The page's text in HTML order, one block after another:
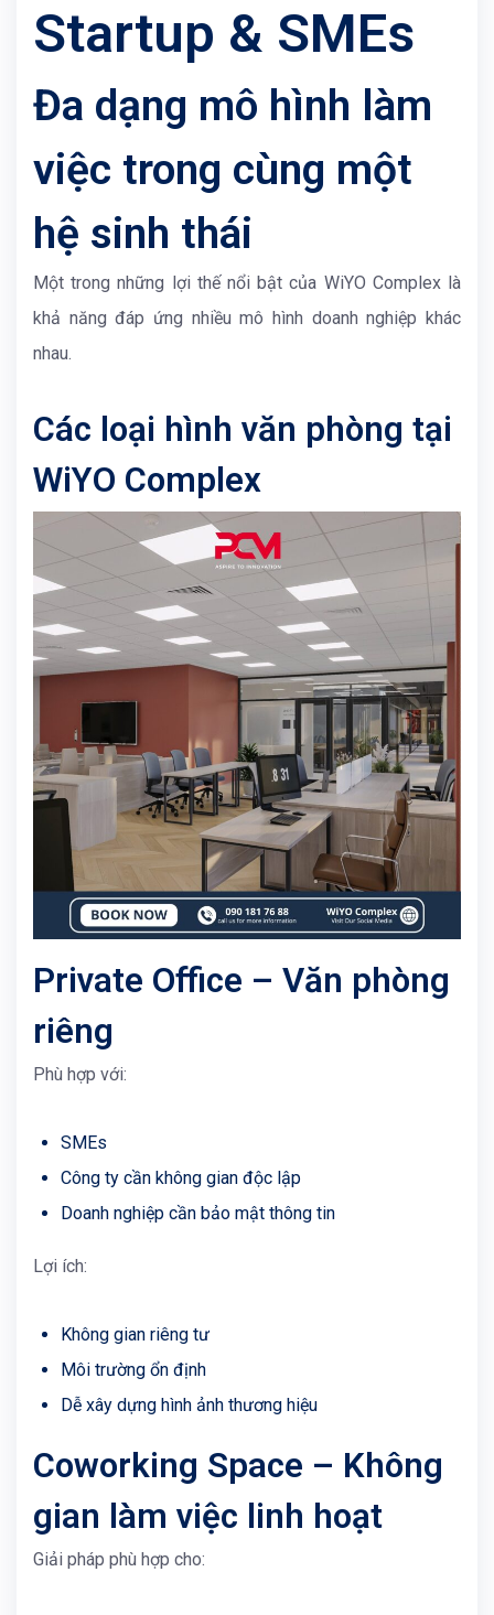
Startup & SMEs
Đa dạng mô hình làm
việc trong cùng một
hệ sinh thái
Một trong những lợi thế nổi bật của WiYO Complexlà
khả năng đáp ứng nhiều mô hình doanh nghiệp khác
nhau.
Các loại hình văn phòng tại
WiYO Complex
Private Office – Văn phòng
riêng
Phù hợp với:
SMEs
Công ty cần không gian độc lập
Doanh nghiệp cần bảo mật thông tin
Lợi ích:
Không gian riêng tư
Môi trường ổn định
Dễ xây dựng hình ảnh thương hiệu
Coworking Space – Không
gian làm việc linh hoạt
Giải pháp phù hợp cho: